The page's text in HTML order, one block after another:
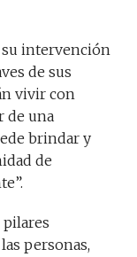
intervención
de sus
vivir con
de una
brindar y
de
personas,